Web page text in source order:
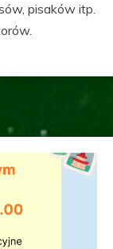
pisaków itp.